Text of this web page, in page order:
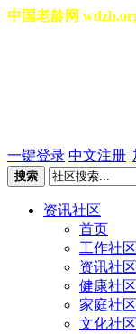
中国老龄网
一键登录 中文注册 |
搜索
资讯社区
首页
工作社区
资讯社区
健康社区
家庭社区
文化社区